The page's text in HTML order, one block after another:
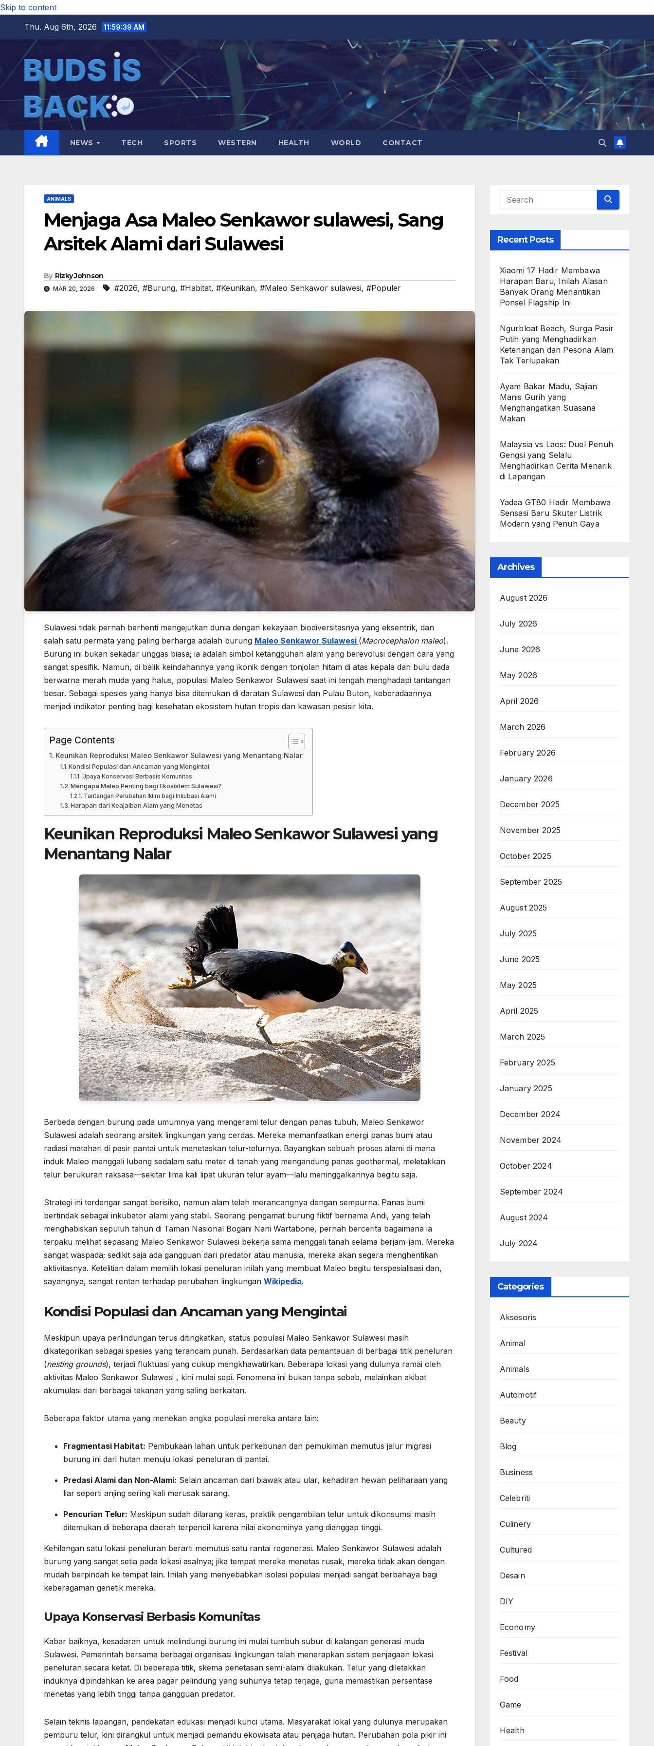
Skip to content
Thu. Aug 6th, 2026
11:59:41 AM
NEWS TECH SPORTS WESTERN HEALTH WORLD CONTACT
ANIMALS
Menjaga Asa Maleo Senkawor sulawesi, Sang
Arsitek Alami dari Sulawesi
By Rizky Johnson
MAR 20, 2026 #2026, #Burung, #Habitat, #Keunikan, #Maleo Senkawor sulawesi, #Populer
Sulawesi tidak pernah berhenti mengejutkan dunia dengan kekayaan biodiversitasnya yang eksentrik, dan
salah satu permata yang paling berharga adalah burung Maleo Senkawor Sulawesi (Macrocephalon maleo).
Burung ini bukan sekadar unggas biasa; ia adalah simbol ketangguhan alam yang berevolusi dengan cara yang
sangat spesifik. Namun, di balik keindahannya yang ikonik dengan tonjolan hitam di atas kepala dan bulu dada
berwarna merah muda yang halus, populasi Maleo Senkawor Sulawesi saat ini tengah menghadapi tantangan
besar. Sebagai spesies yang hanya bisa ditemukan di daratan Sulawesi dan Pulau Buton, keberadaannya
menjadi indikator penting bagi kesehatan ekosistem hutan tropis dan kawasan pesisir kita.
Page Contents
Keunikan Reproduksi Maleo Senkawor Sulawesi yang Menantang Nalar
Kondisi Populasi dan Ancaman yang Mengintai
Upaya Konservasi Berbasis Komunitas
Mengapa Maleo Penting bagi Ekosistem Sulawesi?
Tantangan Perubahan Iklim bagi Inkubasi Alami
Harapan dari Keajaiban Alam yang Menetas
Keunikan Reproduksi Maleo Senkawor Sulawesi yang
Menantang Nalar
Berbeda dengan burung pada umumnya yang mengerami telur dengan panas tubuh, Maleo Senkawor
Sulawesi adalah seorang arsitek lingkungan yang cerdas. Mereka memanfaatkan energi panas bumi atau
radiasi matahari di pasir pantai untuk menetaskan telur-telurnya. Bayangkan sebuah proses alami di mana
induk Maleo menggali lubang sedalam satu meter di tanah yang mengandung panas geothermal, meletakkan
telur berukuran raksasa—sekitar lima kali lipat ukuran telur ayam—lalu meninggalkannya begitu saja.
Strategi ini terdengar sangat berisiko, namun alam telah merancangnya dengan sempurna. Panas bumi
bertindak sebagai inkubator alami yang stabil. Seorang pengamat burung fiktif bernama Andi, yang telah
menghabiskan sepuluh tahun di Taman Nasional Bogani Nani Wartabone, pernah bercerita bagaimana ia
terpaku melihat sepasang Maleo Senkawor Sulawesi bekerja sama menggali tanah selama berjam-jam. Mereka
sangat waspada; sedikit saja ada gangguan dari predator atau manusia, mereka akan segera menghentikan
aktivitasnya. Ketelitian dalam memilih lokasi peneluran inilah yang membuat Maleo begitu terspesialisasi dan,
sayangnya, sangat rentan terhadap perubahan lingkungan Wikipedia.
Kondisi Populasi dan Ancaman yang Mengintai
Meskipun upaya perlindungan terus ditingkatkan, status populasi Maleo Senkawor Sulawesi masih
dikategorikan sebagai spesies yang terancam punah. Berdasarkan data pemantauan di berbagai titik peneluran
(nesting grounds), terjadi fluktuasi yang cukup mengkhawatirkan. Beberapa lokasi yang dulunya ramai oleh
aktivitas Maleo Senkawor Sulawesi , kini mulai sepi. Fenomena ini bukan tanpa sebab, melainkan akibat
akumulasi dari berbagai tekanan yang saling berkaitan.
Beberapa faktor utama yang menekan angka populasi mereka antara lain:
Fragmentasi Habitat: Pembukaan lahan untuk perkebunan dan pemukiman memutus jalur migrasi
burung ini dari hutan menuju lokasi peneluran di pantai.
Predasi Alami dan Non-Alami: Selain ancaman dari biawak atau ular, kehadiran hewan peliharaan yang
liar seperti anjing sering kali merusak sarang.
Pencurian Telur: Meskipun sudah dilarang keras, praktik pengambilan telur untuk dikonsumsi masih
ditemukan di beberapa daerah terpencil karena nilai ekonominya yang dianggap tinggi.
Kehilangan satu lokasi peneluran berarti memutus satu rantai regenerasi. Maleo Senkawor Sulawesi adalah
burung yang sangat setia pada lokasi asalnya; jika tempat mereka menetas rusak, mereka tidak akan dengan
mudah berpindah ke tempat lain. Inilah yang menyebabkan isolasi populasi menjadi sangat berbahaya bagi
keberagaman genetik mereka.
Upaya Konservasi Berbasis Komunitas
Kabar baiknya, kesadaran untuk melindungi burung ini mulai tumbuh subur di kalangan generasi muda
Sulawesi. Pemerintah bersama berbagai organisasi lingkungan telah menerapkan sistem penjagaan lokasi
peneluran secara ketat. Di beberapa titik, skema penetasan semi-alami dilakukan. Telur yang diletakkan
induknya dipindahkan ke area pagar pelindung yang suhunya tetap terjaga, guna memastikan persentase
menetas yang lebih tinggi tanpa gangguan predator.
Selain teknis lapangan, pendekatan edukasi menjadi kunci utama. Masyarakat lokal yang dulunya merupakan
pemburu telur, kini dirangkul untuk menjadi pemandu ekowisata atau penjaga hutan. Perubahan pola pikir ini
Recent Posts
Xiaomi 17 Hadir Membawa
Harapan Baru, Inilah Alasan
Banyak Orang Menantikan
Ponsel Flagship Ini
Ngurbloat Beach, Surga Pasir
Putih yang Menghadirkan
Ketenangan dan Pesona Alam
Tak Terlupakan
Ayam Bakar Madu, Sajian
Manis Gurih yang
Menghangatkan Suasana
Makan
Malaysia vs Laos: Duel Penuh
Gengsi yang Selalu
Menghadirkan Cerita Menarik
di Lapangan
Yadea GT80 Hadir Membawa
Sensasi Baru Skuter Listrik
Modern yang Penuh Gaya
Archives
August 2026
July 2026
June 2026
May 2026
April 2026
March 2026
February 2026
January 2026
December 2025
November 2025
October 2025
September 2025
August 2025
July 2025
June 2025
May 2025
April 2025
March 2025
February 2025
January 2025
December 2024
November 2024
October 2024
September 2024
August 2024
July 2024
Categories
Aksesoris
Animal
Animals
Automotif
Beauty
Blog
Business
Celebriti
Culinery
Cultured
Desain
DIY
Economy
Festival
Food
Game
Health